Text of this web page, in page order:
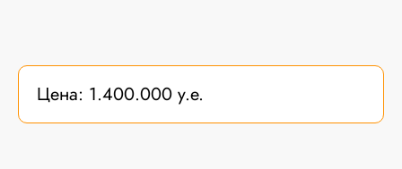
Цена: 1.400.000 у.е.